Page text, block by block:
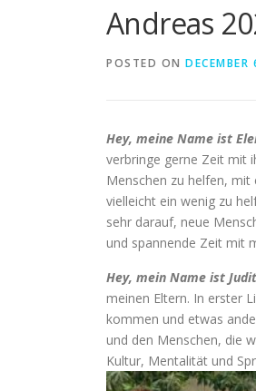
Andreas
POSTED ON
Hey, meine Name ist
verbringe gerne Zeit mit
Menschen zu helfen, mit
vielleicht ein wenig zu
sehr darauf, neue
und spannende Zeit mit
Hey, mein Name ist
meinen Eltern. In erster
kommen und etwas
und den Menschen, die
Kultur, Mentalität und